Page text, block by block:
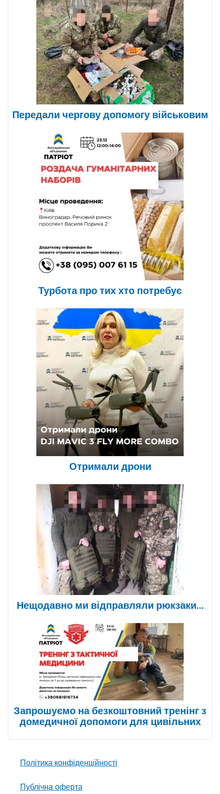
Передали чергову допомогу військовим
Турбота про тих хто потребує
Отримали дрони
Нещодавно ми відправляли рюкзаки…
Запрошуємо на безкоштовний тренінг з
домедичної допомоги для цивільних
Політика конфіденційності
Публічна оферта